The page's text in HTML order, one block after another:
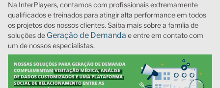
Na InterPlayers, contamos com profissionais extremamente
qualificados e treinados para atingir alta performance em todos
os projetos dos nossos clientes. Saiba mais sobre a família de
soluções de Geração de Demanda e entre em contato com
um de nossos especialistas.